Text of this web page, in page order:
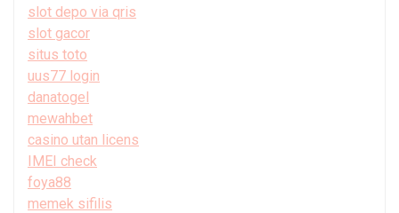
slot depo via qris
slot gacor
situs toto
uus77 login
danatogel
mewahbet
casino utan licens
IMEI check
foya88
memek sifilis